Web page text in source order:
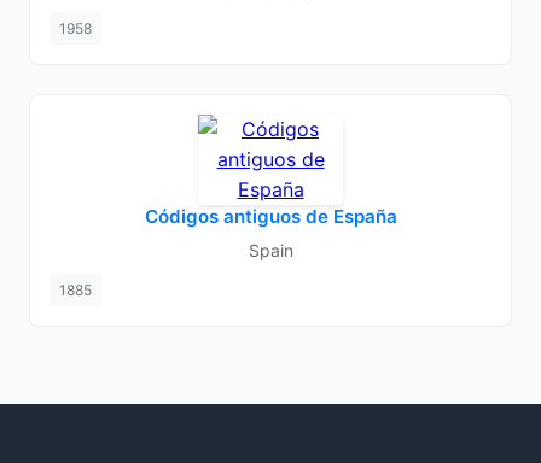
1958
Códigos antiguos de España
Spain
1885